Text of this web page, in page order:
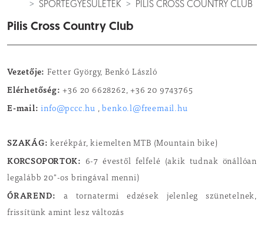
SPORTEGYESÜLETEK
PILIS CROSS COUNTRY CLUB
Pilis Cross Country Club
Vezetője: Fetter György, Benkó László
Elérhetőség:+36 20 6628262, +36 20 9743765
E-mail:info@pccc.hu , benko.l@freemail.hu
SZAKÁG:kerékpár, kiemelten MTB (Mountain bike)
KORCSOPORTOK:
6-7 évestől felfelé (akik tudnak önállóan
legalább 20"-os bringával menni)
ÓRAREND:
a tornatermi edzések jelenleg szünetelnek,
frissítünk amint lesz változás